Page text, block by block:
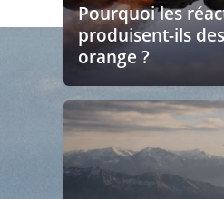
Pourquoi les
produisent-ils
orange ?